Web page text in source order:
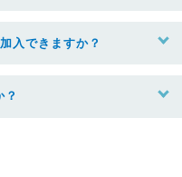
入できますか？